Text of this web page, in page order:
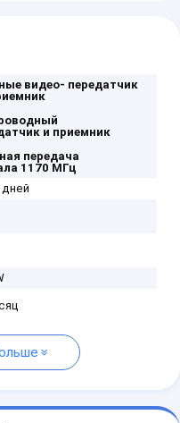
видео- передатчик
и приемник
передача
1170 МГц
дней